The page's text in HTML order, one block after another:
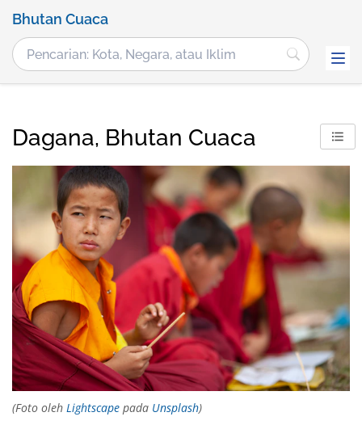
Bhutan Cuaca
Dagana, Bhutan Cuaca
(Foto oleh Lightscape pada Unsplash)